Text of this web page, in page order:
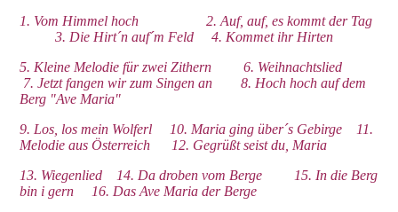
1. Vom Himmel hoch 2. Auf, auf, es kommt der Tag
3. Die Hirt´n auf´m Feld 4. Kommet ihr Hirten
5. Kleine Melodie für zwei Zithern 6. Weihnachtslied
7. Jetzt fangen wir zum Singen an 8. Hoch hoch auf dem
Berg "Ave Maria"
9. Los, los mein Wolferl 10. Maria ging über´s Gebirge 11.
Melodie aus Österreich 12. Gegrüßt seist du, Maria
13. Wiegenlied 14. Da droben vom Berge 15. In die Berg
bin i gern 16. Das Ave Maria der Berge